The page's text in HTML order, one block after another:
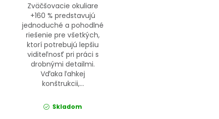
Zväčšovacie okuliare
+160 % predstavujú
jednoduché a pohodlné
riešenie pre všetkých,
ktorí potrebujú lepšiu
viditeľnosť pri práci s
drobnými detailmi.
Vďaka ľahkej
konštrukcii,...
Skladom